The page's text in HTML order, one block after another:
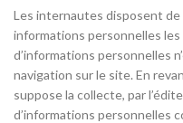
Les internautes disposent
informations personnelles
d’informations personnelles
navigation sur le site. En
suppose la collecte, par
d’informations personnelles